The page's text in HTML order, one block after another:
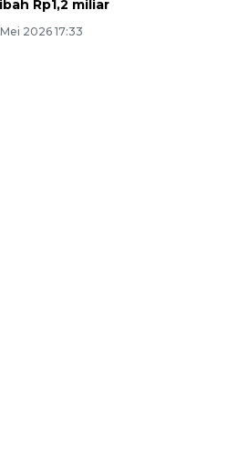
Rp1,2 miliar
2026 17:33